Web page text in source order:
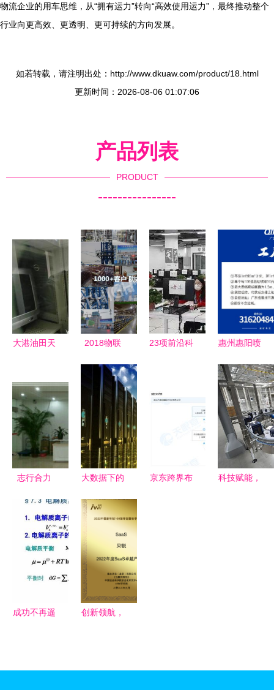
物流企业的用车思维，从“拥有运力”转向“高效使用运力”，最终推动整个
行业向更高效、更透明、更可持续的方向发展。
如若转载，请注明出处：http://www.dkuaw.com/product/18.html
更新时间：2026-08-06 01:07:06
产品列表
PRODUCT
----------------
大港油田天
务中心开展
机柜间标准
化专项治理
工作，提升
网络技术服
2018物联
科技技高一
筹，领跑位
置服务新未
来
23项前沿科
技术服务构
惠州惠阳喷
网络技术服
务合作报价
表
志行合力
服经理薪酬
福利全解析
看准网数据
大数据下的
实、未来与
网络技术服
务的新纪元
京东跨界布
科技赋能，
成功不再遥
创新领航，